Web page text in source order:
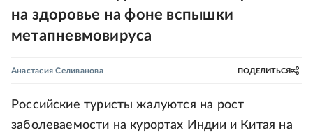
на здоровье на фоне вспышки
метапневмовируса
Анастасия Селиванова ПОДЕЛИТЬСЯ
Российские туристы жалуются на рост
заболеваемости на курортах Индии и Китая на